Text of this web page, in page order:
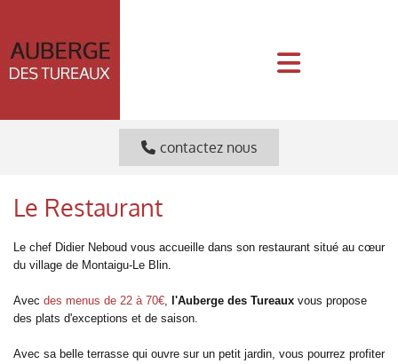
contactez nous
Le Restaurant
Le chef Didier Neboud vous accueille dans son restaurant situé au cœur
du village de Montaigu-Le Blin.
Avec des menus de 22 à 70€, l'Auberge des Tureaux vous propose
des plats d'exceptions et de saison.
Avec sa belle terrasse qui ouvre sur un petit jardin, vous pourrez profiter